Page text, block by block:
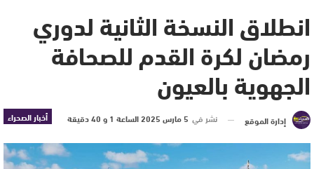
انطلاق النسخة الثانية لدوري
رمضان لكرة القدم للصحافة
الجهوية بالعيون
أخبار الصحراء إدارة الموقع نشر في 5 مارس 2025 الساعة 1 و 40 دقيقة